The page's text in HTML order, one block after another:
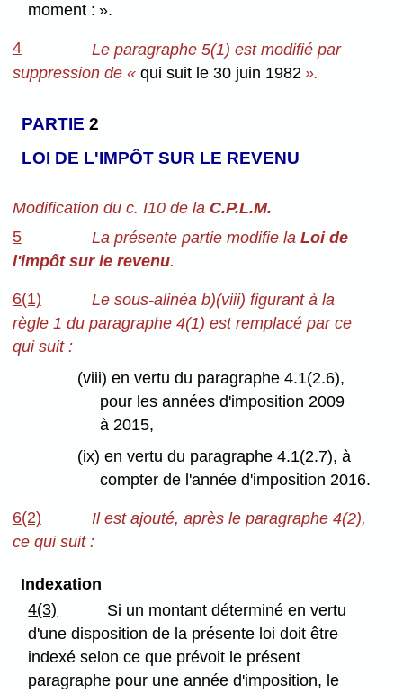
moment : ».
4
Le paragraphe 5(1) est modifié par
suppression de « qui suit le 30 juin 1982 ».
PARTIE2
LOI DE L'IMPÔT SUR LE REVENU
Modification du c. I10 de la C.P.L.M.
5
La présente partie modifie la Loi de
l'impôt sur le revenu.
6(1)
Le sous-alinéa b)(viii) figurant à la
règle 1 du paragraphe 4(1) est remplacé par ce
qui suit :
(viii) en vertu du paragraphe 4.1(2.6),
pour les années d'imposition 2009
à 2015,
(ix) en vertu du paragraphe 4.1(2.7), à
compter de l'année d'imposition 2016.
6(2)
Il est ajouté, après le paragraphe 4(2),
ce qui suit :
Indexation
4(3)
Si un montant déterminé en vertu
d'une disposition de la présente loi doit être
indexé selon ce que prévoit le présent
paragraphe pour une année d'imposition, le